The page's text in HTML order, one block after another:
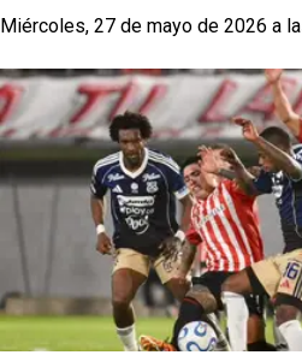
Miércoles, 27 de mayo de 2026 a